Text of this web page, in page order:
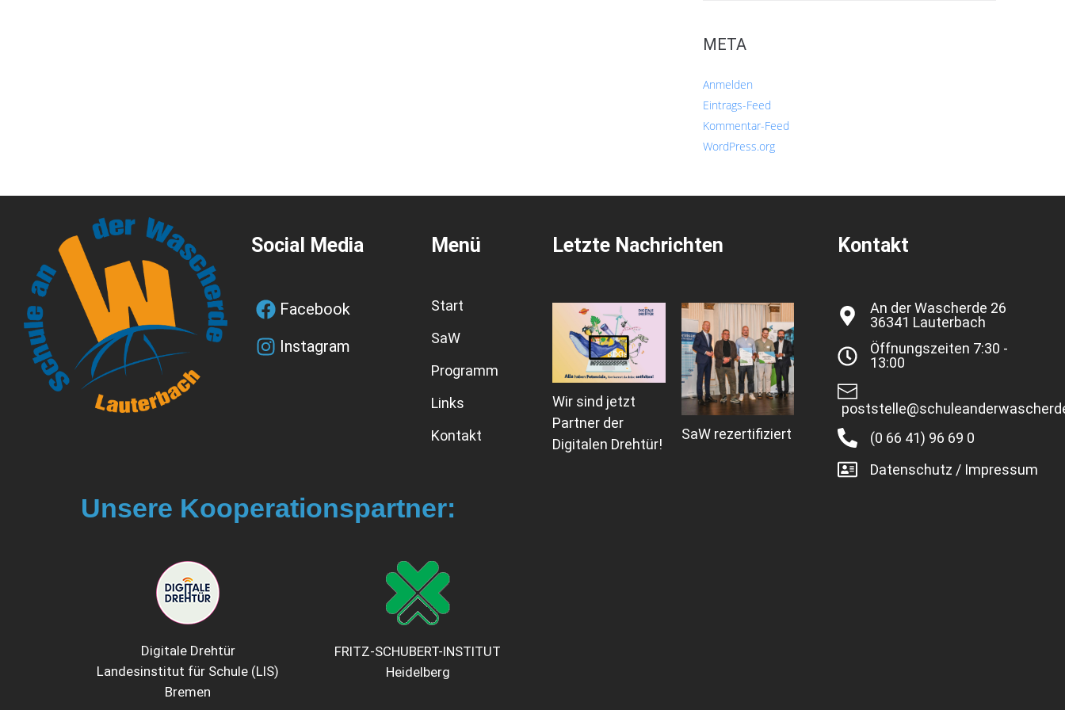
META
Anmelden
Eintrags-Feed
Kommentar-Feed
WordPress.org
Social Media
Facebook
Instagram
Menü
Start
SaW
Programm
Links
Kontakt
Letzte Nachrichten
Wir sind jetzt
Partner der
Digitalen Drehtür!
SaW rezertifiziert
Kontakt
An der Wascherde 26
36341 Lauterbach
Öffnungszeiten 7:30 -
13:00
(0 66 41) 96 69 0
Datenschutz / Impressum
Unsere Kooperationspartner:
Digitale Drehtür
Landesinstitut für Schule (LIS)
Bremen
FRITZ-SCHUBERT-INSTITUT
Heidelberg